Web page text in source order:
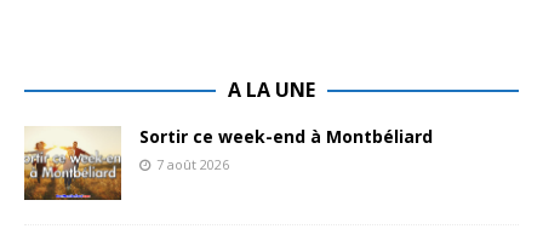
A LA UNE
Sortir ce week-end à Montbéliard
7 août 2026